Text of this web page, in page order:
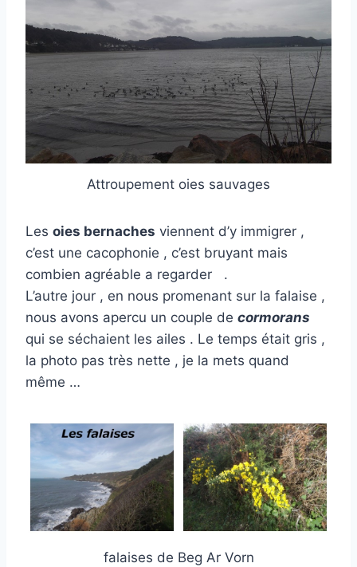
Attroupement oies sauvages
Les oies bernaches viennent d’y immigrer ,
c’est une cacophonie , c’est bruyant mais
combien agréable a regarder .
L’autre jour , en nous promenant sur la falaise ,
nous avons apercu un couple de cormorans
qui se séchaient les ailes . Le temps était gris ,
la photo pas très nette , je la mets quand
même …
falaises de Beg Ar Vorn